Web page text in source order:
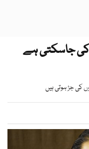
کی جاسکتی ہے
کی جڑ ہوتی ہیں